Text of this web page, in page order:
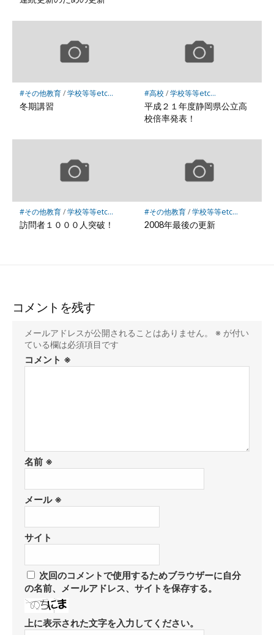
#その他教育/学校等等etc...
冬期講習
#高校/学校等等etc...
平成２１年度静岡県公立高
校倍率発表！
#その他教育/学校等等etc...
訪問者１０００人突破！
#その他教育/学校等等etc...
2008年最後の更新
コメントを残す
メールアドレスが公開されることはありません。 ※ が付い
ている欄は必須項目です
コメント ※
名前 ※
メール ※
サイト
次回のコメントで使用するためブラウザーに自分
の名前、メールアドレス、サイトを保存する。
上に表示された文字を入力してください。